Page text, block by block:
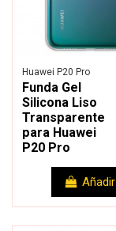
Huawei P20 Pro
Funda Gel
Silicona Liso
Transparente
para Huawei
P20 Pro
Añadir